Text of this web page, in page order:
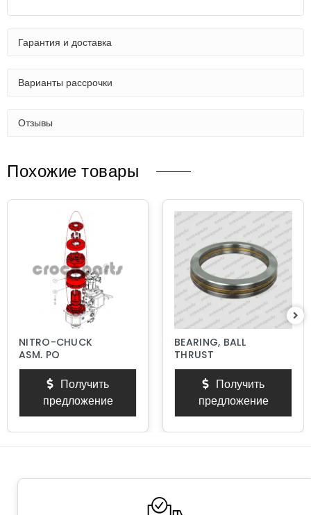
Гарантия и доставка
Варианты рассрочки
Отзывы
Похожие товары
NITRO-CHUCK
ASM, PQ
Получить
предложение
BEARING, BALL
THRUST
Получить
предложение